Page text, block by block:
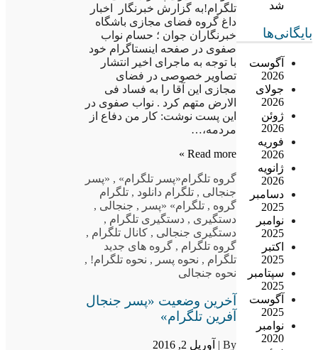
شد
بایگانی‌ها
آگوست
2026
جولای
2026
ژوئن
2026
فوریه
2026
ژانویه
2026
دسامبر
2025
نوامبر
2025
اکتبر
2025
سپتامبر
2025
آگوست
2025
نوامبر
2020
تلگرام!به گزارش خبرنگار اخبار
داغ گروه فضای مجازی باشگاه
خبرنگاران جوان ؛ حسام نواب
صفوی در صفحه اینستاگرام خود
با توجه به ماجرای اخیر انتشار
تصاویر خصوصی در فضای
مجازی این آقا را به فساد فی
الارض متهم کرد . نواب صفوی در
این پست نوشت: کار من دفاع از
مردمه،…
Read more »
گروه تلگرام«پسر تلگرام» , «پسر
جنجالی , تلگرام دانلود , تلگرام
گروه , تلگرام» «پسر , جنجالی ,
دستگیری , دستگیری تلگرام ,
دستگیری جنجالی , کانال تلگرام ,
گروه تلگرام , گروه های جدید
تلگرام , نحوه پسر , نحوه تلگرام! ,
نحوه جنجالی
آخرین وضعیت «پسر جنجال
آفرین تلگرام»
By | آوریل 2, 2016